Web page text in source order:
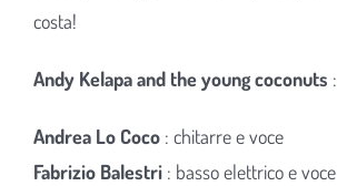
costa!
Andy Kelapa and the young coconuts :
Andrea Lo Coco : chitarre e voce
Fabrizio Balestri : basso elettrico e voce